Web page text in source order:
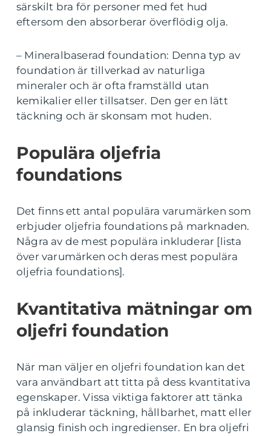
särskilt bra för personer med fet hud
eftersom den absorberar överflödig olja.
– Mineralbaserad foundation: Denna typ av
foundation är tillverkad av naturliga
mineraler och är ofta framställd utan
kemikalier eller tillsatser. Den ger en lätt
täckning och är skonsam mot huden.
Populära oljefria
foundations
Det finns ett antal populära varumärken som
erbjuder oljefria foundations på marknaden.
Några av de mest populära inkluderar [lista
över varumärken och deras mest populära
oljefria foundations].
Kvantitativa mätningar om
oljefri foundation
När man väljer en oljefri foundation kan det
vara användbart att titta på dess kvantitativa
egenskaper. Vissa viktiga faktorer att tänka
på inkluderar täckning, hållbarhet, matt eller
glansig finish och ingredienser. En bra oljefri